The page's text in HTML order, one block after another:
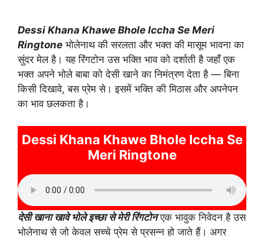
Dessi Khana Khawe Bhole Iccha Se Meri
Ringtone भोलेनाथ की सरलता और भक्त की मासूम भावना का
सुंदर मेल है। यह रिंगटोन उस भक्ति भाव को दर्शाती है जहाँ एक
भक्त अपने भोले बाबा को देसी खाने का निमंत्रण देता है — बिना
किसी दिखावे, बस प्रेम से। इसमें भक्ति की मिठास और अपनेपन
का भाव छलकता है।
Dessi Khana Khawe Bhole Iccha Se
Meri Ringtone
देसी खाना खावे भोले इच्छा से मेरी रिंगटोनएक भावुक निवेदन है उस
भोलेनाथ से जो केवल सच्चे प्रेम से प्रसन्न हो जाते हैं। अगर